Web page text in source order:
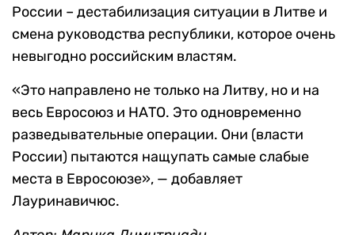
России – дестабилизация ситуации в Литве и
смена руководства республики, которое очень
невыгодно российским властям.
«Это направлено не только на Литву, но и на
весь Евросоюз и НАТО. Это одновременно
разведывательные операции. Они (власти
России) пытаются нащупать самые слабые
места в Евросоюзе», — добавляет
Лауринавичюс.